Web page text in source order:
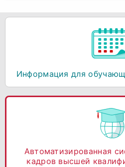
Информация для
Автоматизированная
кадров высшей